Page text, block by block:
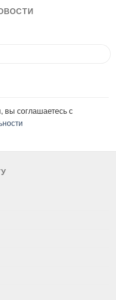
вы соглашаетесь с